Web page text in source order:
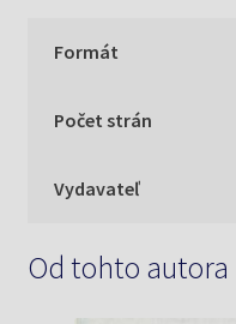
Formát
Počet strán
Vydavateľ
Od tohto